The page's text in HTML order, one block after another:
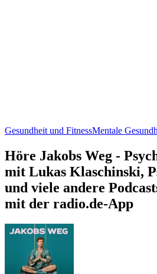
Gesundheit und FitnessMentale
Höre Jakobs Weg -
mit Lukas Klaschinski,
und viele andere
mit der radio.de-App